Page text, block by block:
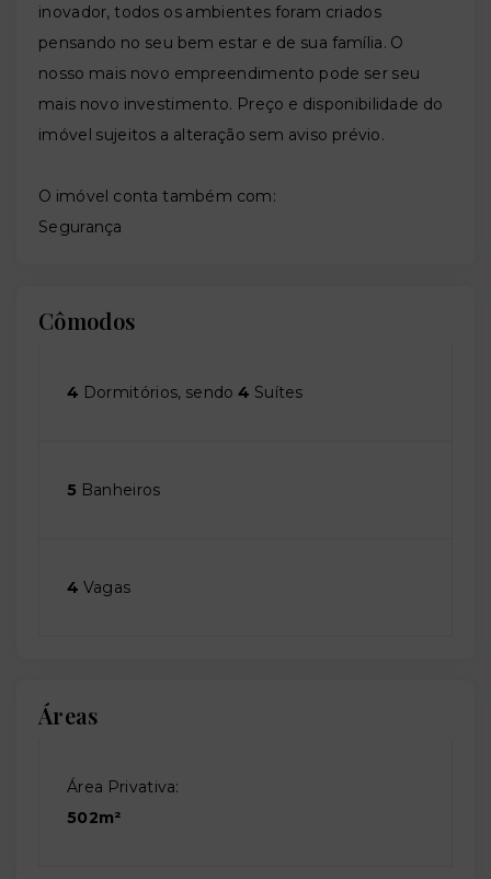
inovador, todos os ambientes foram criados
pensando no seu bem estar e de sua família. O
nosso mais novo empreendimento pode ser seu
mais novo investimento. Preço e disponibilidade do
imóvel sujeitos a alteração sem aviso prévio.
O imóvel conta também com:
Segurança
Cômodos
4 Dormitórios, sendo4 Suítes
5 Banheiros
4 Vagas
Áreas
Área Privativa:
502m²